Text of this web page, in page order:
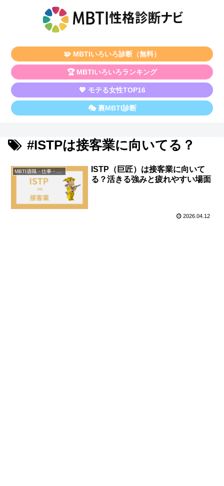
🧩 MBTIいろいろ診断（無料）
🏆 MBTIいろいろランキング
💖 モテる女性TOP16
🎭 裏MBTI診断
#ISTPは接客業に向いてる？
MBTI適職・仕事・資格
ISTP（巨匠）は接客業に向いて
る？活きる強みと疲れやすい場面
2026.04.12